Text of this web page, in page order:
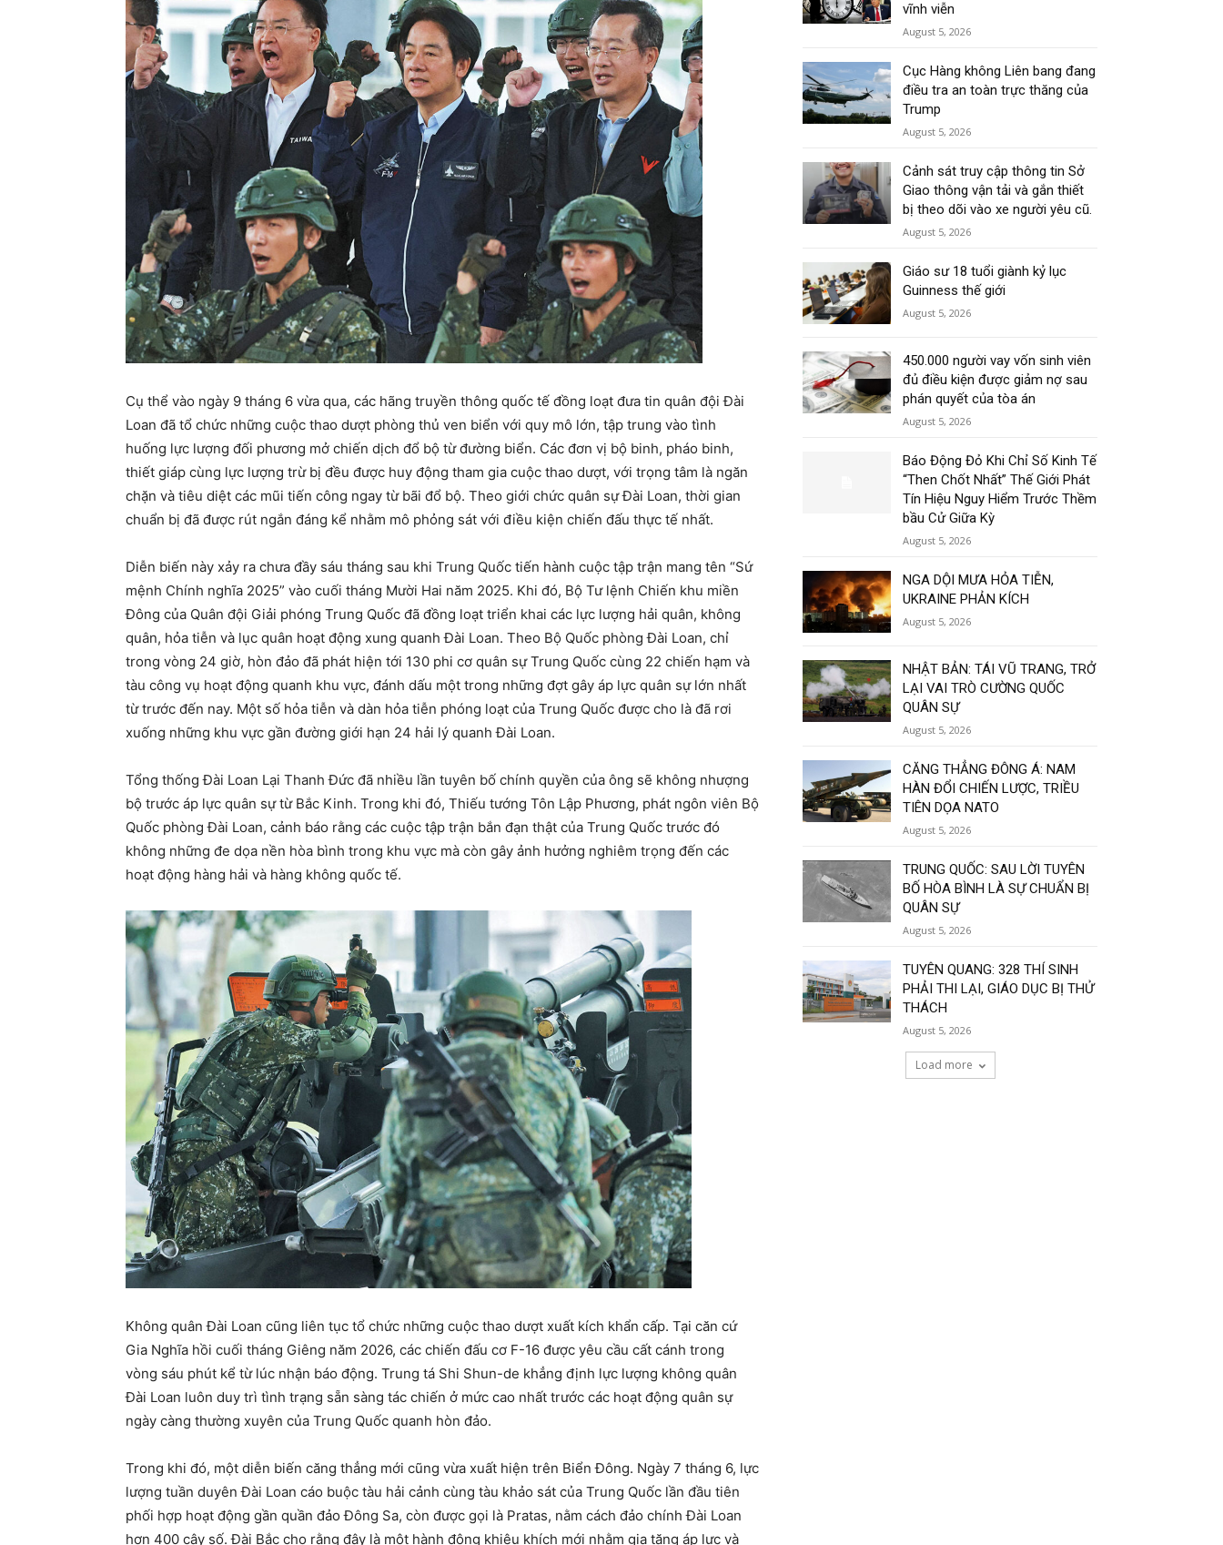
Cụ thể vào ngày 9 tháng 6 vừa qua, các hãng truyền thông quốc tế đồng loạt đưa tin quân đội Đài
Loan đã tổ chức những cuộc thao dượt phòng thủ ven biển với quy mô lớn, tập trung vào tình
huống lực lượng đối phương mở chiến dịch đổ bộ từ đường biển. Các đơn vị bộ binh, pháo binh,
thiết giáp cùng lực lượng trừ bị đều được huy động tham gia cuộc thao dượt, với trọng tâm là ngăn
chặn và tiêu diệt các mũi tiến công ngay từ bãi đổ bộ. Theo giới chức quân sự Đài Loan, thời gian
chuẩn bị đã được rút ngắn đáng kể nhằm mô phỏng sát với điều kiện chiến đấu thực tế nhất.
Diễn biến này xảy ra chưa đầy sáu tháng sau khi Trung Quốc tiến hành cuộc tập trận mang tên “Sứ
mệnh Chính nghĩa 2025” vào cuối tháng Mười Hai năm 2025. Khi đó, Bộ Tư lệnh Chiến khu miền
Đông của Quân đội Giải phóng Trung Quốc đã đồng loạt triển khai các lực lượng hải quân, không
quân, hỏa tiễn và lục quân hoạt động xung quanh Đài Loan. Theo Bộ Quốc phòng Đài Loan, chỉ
trong vòng 24 giờ, hòn đảo đã phát hiện tới 130 phi cơ quân sự Trung Quốc cùng 22 chiến hạm và
tàu công vụ hoạt động quanh khu vực, đánh dấu một trong những đợt gây áp lực quân sự lớn nhất
từ trước đến nay. Một số hỏa tiễn và dàn hỏa tiễn phóng loạt của Trung Quốc được cho là đã rơi
xuống những khu vực gần đường giới hạn 24 hải lý quanh Đài Loan.
Tổng thống Đài Loan Lại Thanh Đức đã nhiều lần tuyên bố chính quyền của ông sẽ không nhượng
bộ trước áp lực quân sự từ Bắc Kinh. Trong khi đó, Thiếu tướng Tôn Lập Phương, phát ngôn viên Bộ
Quốc phòng Đài Loan, cảnh báo rằng các cuộc tập trận bắn đạn thật của Trung Quốc trước đó
không những đe dọa nền hòa bình trong khu vực mà còn gây ảnh hưởng nghiêm trọng đến các
hoạt động hàng hải và hàng không quốc tế.
Không quân Đài Loan cũng liên tục tổ chức những cuộc thao dượt xuất kích khẩn cấp. Tại căn cứ
Gia Nghĩa hồi cuối tháng Giêng năm 2026, các chiến đấu cơ F-16 được yêu cầu cất cánh trong
vòng sáu phút kể từ lúc nhận báo động. Trung tá Shi Shun-de khẳng định lực lượng không quân
Đài Loan luôn duy trì tình trạng sẵn sàng tác chiến ở mức cao nhất trước các hoạt động quân sự
ngày càng thường xuyên của Trung Quốc quanh hòn đảo.
Trong khi đó, một diễn biến căng thẳng mới cũng vừa xuất hiện trên Biển Đông. Ngày 7 tháng 6, lực
lượng tuần duyên Đài Loan cáo buộc tàu hải cảnh cùng tàu khảo sát của Trung Quốc lần đầu tiên
phối hợp hoạt động gần quần đảo Đông Sa, còn được gọi là Pratas, nằm cách đảo chính Đài Loan
hơn 400 cây số. Đài Bắc cho rằng đây là một hành động khiêu khích mới nhằm gia tăng áp lực và
vĩnh viễn
August 5, 2026
Cục Hàng không Liên bang đang
điều tra an toàn trực thăng của
Trump
August 5, 2026
Cảnh sát truy cập thông tin Sở
Giao thông vận tải và gắn thiết
bị theo dõi vào xe người yêu cũ.
August 5, 2026
Giáo sư 18 tuổi giành kỷ lục
Guinness thế giới
August 5, 2026
450.000 người vay vốn sinh viên
đủ điều kiện được giảm nợ sau
phán quyết của tòa án
August 5, 2026
Báo Động Đỏ Khi Chỉ Số Kinh Tế
“Then Chốt Nhất” Thế Giới Phát
Tín Hiệu Nguy Hiểm Trước Thềm
bầu Cử Giữa Kỳ
August 5, 2026
NGA DỘI MƯA HỎA TIỄN,
UKRAINE PHẢN KÍCH
August 5, 2026
NHẬT BẢN: TÁI VŨ TRANG, TRỞ
LẠI VAI TRÒ CƯỜNG QUỐC
QUÂN SỰ
August 5, 2026
CĂNG THẲNG ĐÔNG Á: NAM
HÀN ĐỔI CHIẾN LƯỢC, TRIỀU
TIÊN DỌA NATO
August 5, 2026
TRUNG QUỐC: SAU LỜI TUYÊN
BỐ HÒA BÌNH LÀ SỰ CHUẨN BỊ
QUÂN SỰ
August 5, 2026
TUYÊN QUANG: 328 THÍ SINH
PHẢI THI LẠI, GIÁO DỤC BỊ THỬ
THÁCH
August 5, 2026
Load more